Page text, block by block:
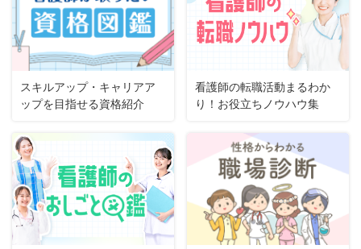
スキルアップ・キャリアア
ップを目指せる資格紹介
看護師の転職活動まるわか
り！お役立ちノウハウ集